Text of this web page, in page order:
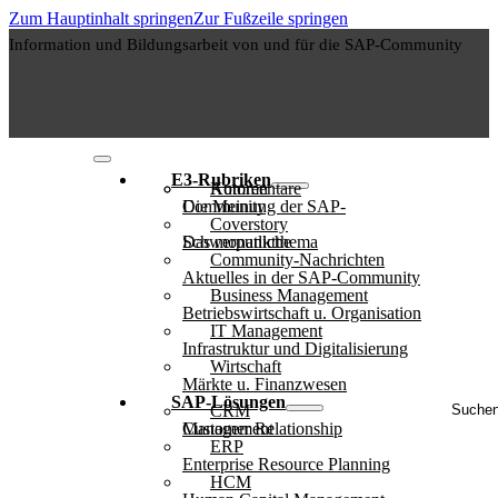
Zum Hauptinhalt springenZur Fußzeile springen
Information und Bildungsarbeit von und für die SAP-Community
E3-Rubriken
Autoren
Kommentare
Die Meinung der SAP-Community
Coverstory
Das monatliche Schwerpunktthema
Community-Nachrichten
Aktuelles in der SAP-Community
Business Management
Betriebswirtschaft u. Organisation
IT Management
Infrastruktur und Digitalisierung
Wirtschaft
Märkte u. Finanzwesen
SAP-Lösungen
CRM
Customer Relationship Management
ERP
Enterprise Resource Planning
HCM
..